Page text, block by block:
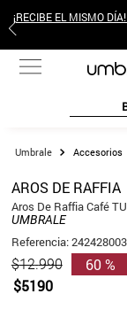
¡RECIBE EL MISMO
BUSCA
Accesorios
AROS DE RAFFIA
Aros De Raffia Café TU
UMBRALE
Referencia:242428003
$12.990
$5190
60 %
TÉRMINOS
2.
poleras
4.
gamulan
5.